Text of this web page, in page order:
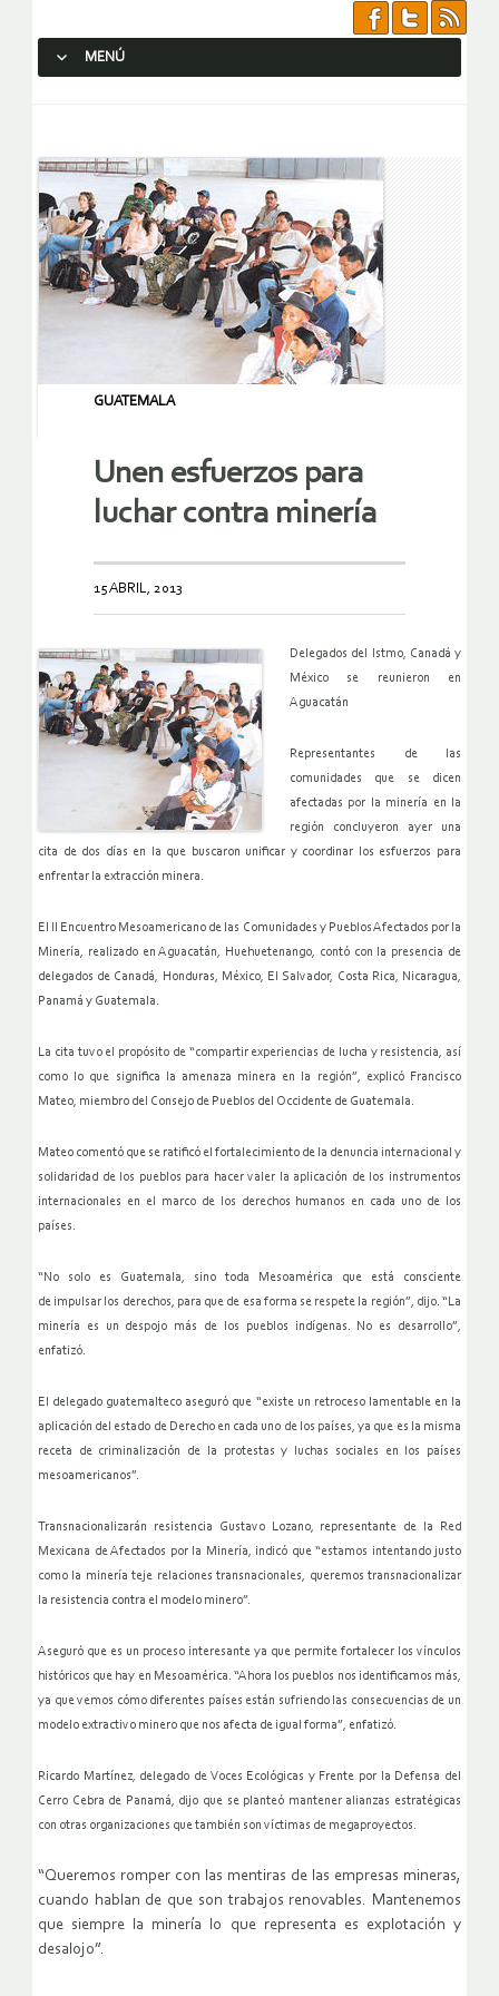
MENÚ
GUATEMALA
Unen esfuerzos para
luchar contra minería
15 ABRIL, 2013
Delegados del Istmo, Canadá y
México se reunieron en
Aguacatán
Representantes de las
comunidades que se dicen
afectadas por la minería en la
región concluyeron ayer una
cita de dos días en la que buscaron unificar y coordinar los esfuerzos para
enfrentar la extracción minera.
El II Encuentro Mesoamericano de las Comunidades y Pueblos Afectados por la
Minería, realizado en Aguacatán, Huehuetenango, contó con la presencia de
delegados de Canadá, Honduras, México, El Salvador, Costa Rica, Nicaragua,
Panamá y Guatemala.
La cita tuvo el propósito de “compartir experiencias de lucha y resistencia, así
como lo que significa la amenaza minera en la
región”, explicó Francisco
Mateo, miembro del Consejo de Pueblos del Occidente de Guatemala.
Mateo comentó que se ratificó el fortalecimiento de la denuncia internacional y
solidaridad de los pueblos para hacer valer la aplicación de los instrumentos
internacionales en el marco de los derechos humanos en cada uno de los
países.
“No solo es Guatemala, sino toda Mesoamérica que está consciente
de impulsar los derechos, para que de esa forma se respete la región”, dijo. “La
minería es un despojo más de los pueblos indígenas. No es desarrollo”,
enfatizó.
El delegado guatemalteco aseguró que “existe un retroceso lamentable en la
aplicación del estado de Derecho en cada uno de los países, ya que es la misma
receta de criminalización de la protestas y luchas sociales en los países
mesoamericanos”.
Transnacionalizarán resistencia
Gustavo Lozano, representante de la Red
Mexicana de Afectados por la Minería, indicó que “estamos intentando justo
como la minería teje relaciones transnacionales, queremos transnacionalizar
la resistencia contra el modelo minero”.
Aseguró que es un proceso interesante ya que permite fortalecer los vínculos
históricos que hay en Mesoamérica. “Ahora los pueblos nos identificamos más,
ya que vemos cómo diferentes países están sufriendo las consecuencias de un
modelo extractivo minero que nos afecta de igual forma”, enfatizó.
Ricardo Martínez, delegado de Voces Ecológicas y Frente por la Defensa del
Cerro Cebra de Panamá, dijo que se planteó mantener alianzas estratégicas
con otras organizaciones que también son víctimas de megaproyectos.
“Queremos romper con las mentiras de las empresas mineras,
cuando hablan de que son trabajos renovables. Mantenemos
que siempre la minería lo que representa es explotación y
desalojo”.